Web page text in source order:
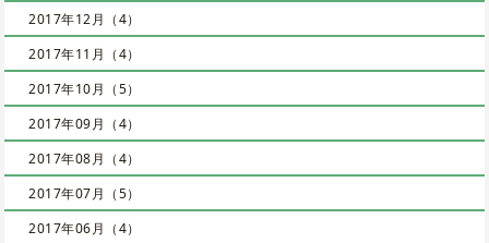
2017年12月（4）
2017年11月（4）
2017年10月（5）
2017年09月（4）
2017年08月（4）
2017年07月（5）
2017年06月（4）